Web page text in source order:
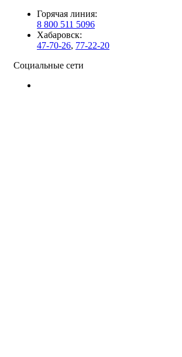
Горячая линия:
8 800 511 5096
Хабаровск:
47-70-26, 77-22-20
Социальные сети